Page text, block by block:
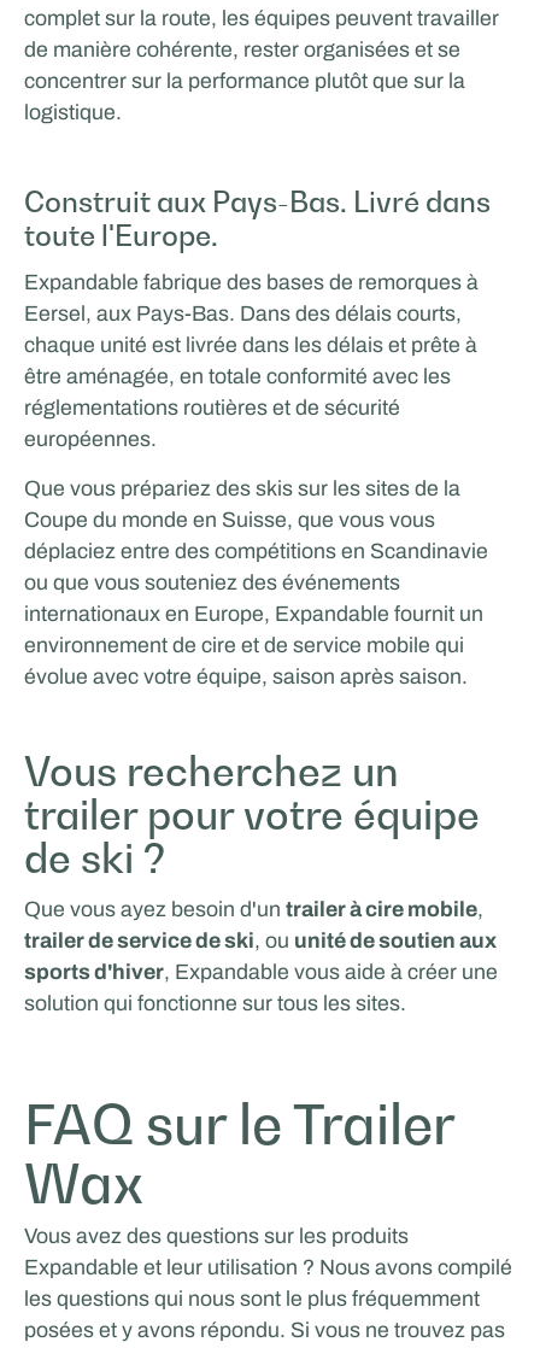
complet sur la route, les équipes peuvent travailler
de manière cohérente, rester organisées et se
concentrer sur la performance plutôt que sur la
logistique.
Construit aux Pays-Bas. Livré dans
toute l'Europe.
Expandable fabrique des bases de remorques à
Eersel, aux Pays-Bas. Dans des délais courts,
chaque unité est livrée dans les délais et prête à
être aménagée, en totale conformité avec les
réglementations routières et de sécurité
européennes.
Que vous prépariez des skis sur les sites de la
Coupe du monde en Suisse, que vous vous
déplaciez entre des compétitions en Scandinavie
ou que vous souteniez des événements
internationaux en Europe, Expandable fournit un
environnement de cire et de service mobile qui
évolue avec votre équipe, saison après saison.
Vous recherchez un
trailer pour votre équipe
de ski ?
Que vous ayez besoin d'un trailer à cire mobile,
trailer de service de ski, ou unité de soutien aux
sports d'hiver, Expandable vous aide à créer une
solution qui fonctionne sur tous les sites.
FAQ sur le Trailer
Wax
Vous avez des questions sur les produits
Expandable et leur utilisation ? Nous avons compilé
les questions qui nous sont le plus fréquemment
posées et y avons répondu. Si vous ne trouvez pas